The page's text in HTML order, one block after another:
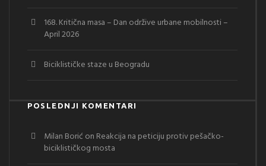
168. Kritična masa – Dan održive urbane mobilnosti –
April 2026
Biciklističke staze u Beogradu
POSLEDNJI KOMENTARI
Milan Borić on Reakcija na peticiju protiv pešačko-
biciklističkog mosta